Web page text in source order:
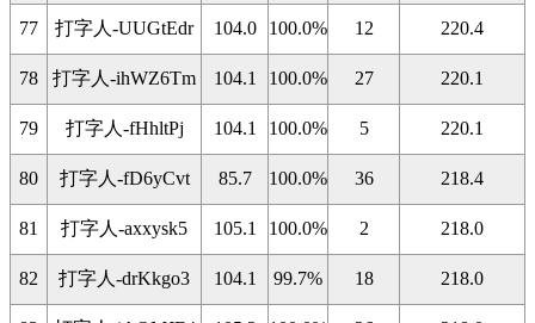
77 打字人-UUGtEdr 104.0 100.0% 12 220.4
78 打字人-ihWZ6Tm 104.1 100.0% 27 220.1
79 打字人-fHhltPj 104.1 100.0% 5 220.1
80 打字人-fD6yCvt 85.7 100.0% 36 218.4
81 打字人-axxysk5 105.1 100.0% 2 218.0
82 打字人-drKkgo3 104.1 99.7% 18 218.0